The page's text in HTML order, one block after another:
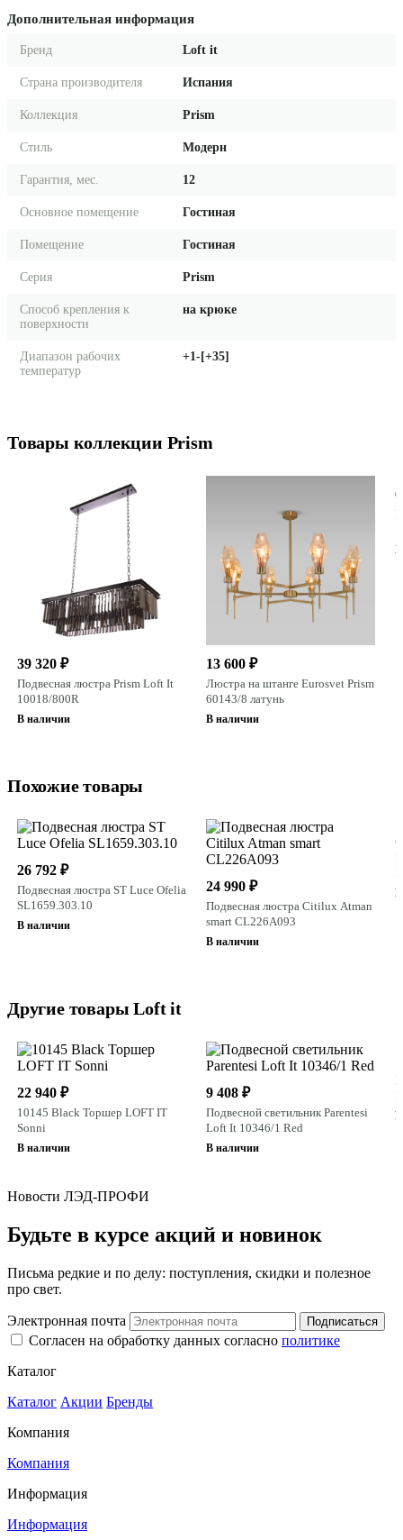
Дополнительная информация
Бренд Loft it
Страна производителя Испания
Коллекция Prism
Стиль Модерн
Гарантия, мес. 12
Основное помещение Гостиная
Помещение Гостиная
Серия Prism
Способ крепления к
поверхности
на крюке
Диапазон рабочих
температур
+1-[+35]
Товары коллекции Prism
39 320 ₽
Подвесная люстра Prism Loft It
10018/800R
В наличии
13 600 ₽
Люстра на штанге Eurosvet Prism
60143/8 латунь
В наличии
В
Похожие товары
26 792 ₽
Подвесная люстра ST Luce Ofelia
SL1659.303.10
В наличии
24 990 ₽
Подвесная люстра Citilux Atman
smart CL226A093
В наличии
В
Другие товары Loft it
22 940 ₽
10145 Black Торшер LOFT IT
Sonni
В наличии
9 408 ₽
Подвесной светильник Parentesi
Loft It 10346/1 Red
В наличии
В
Новости ЛЭД-ПРОФИ
Будьте в курсе акций и новинок
Письма редкие и по делу: поступления, скидки и полезное
про свет.
Электронная почта Подписаться
Согласен на обработку данных согласно политике
Каталог
Каталог Акции Бренды
Компания
Компания
Информация
Информация